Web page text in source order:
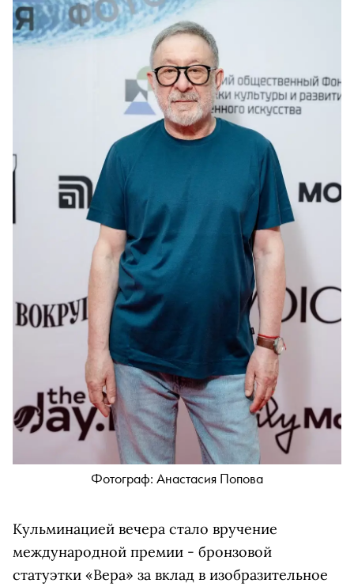
Фотограф: Анастасия Попова
Кульминацией вечера стало вручение
международной премии - бронзовой
статуэтки «Вера» за вклад в изобразительное